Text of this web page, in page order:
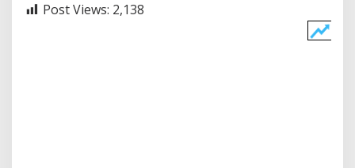
Post Views: 2,138